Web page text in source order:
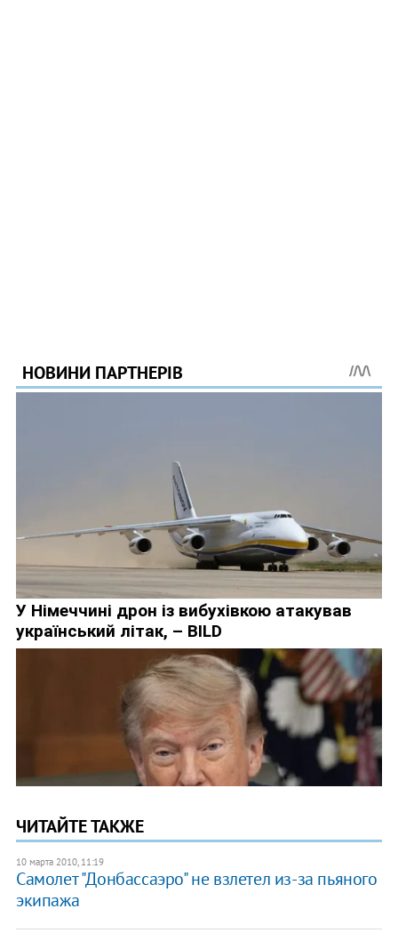
ЧИТАЙТЕ ТАКЖЕ
10 марта 2010, 11:19
Самолет "Донбассаэро" не взлетел из-за пьяного
экипажа